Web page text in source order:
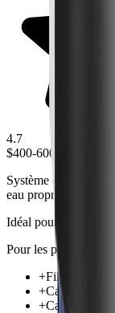
4.7
$400-600
Système complet
eau propre à chaque
Idéal pour
Pour les
+Filtre toutes
+Capacité à
+Cartouches